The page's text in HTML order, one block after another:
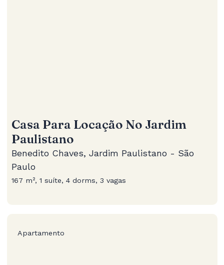
Casa Para Locação No Jardim
Paulistano
Benedito Chaves, Jardim Paulistano - São
Paulo
167 m², 1 suíte, 4 dorms, 3 vagas
Apartamento